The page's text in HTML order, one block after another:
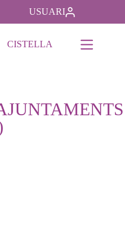
USUARI
CISTELLA